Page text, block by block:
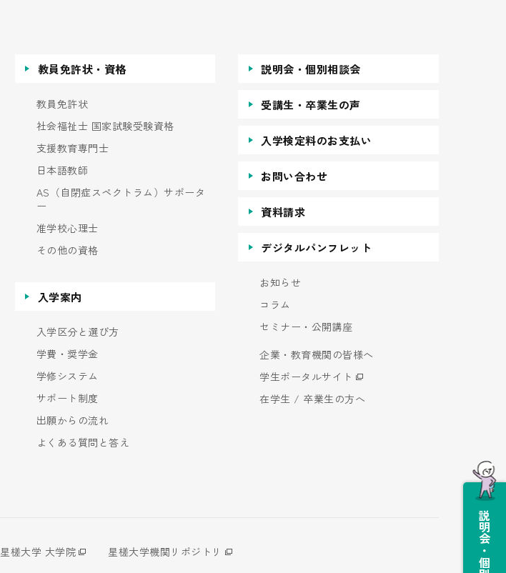
教員免許状・資格
教員免許状
社会福祉士 国家試験受験資格
支援教育専門士
日本語教師
AS（自閉症スペクトラム）サポータ
ー
准学校心理士
その他の資格
入学案内
入学区分と選び方
学費・奨学金
学修システム
サポート制度
出願からの流れ
よくある質問と答え
説明会・個別相談会
受講生・卒業生の声
入学検定料のお支払い
お問い合わせ
資料請求
デジタルパンフレット
お知らせ
コラム
セミナー・公開講座
企業・教育機関の皆様へ
学生ポータルサイト
在学生 / 卒業生の方へ
星槎大学 大学院
星槎大学機関リポジトリ